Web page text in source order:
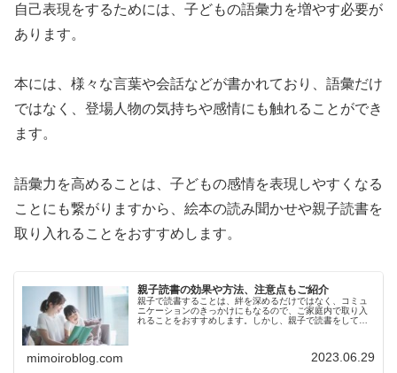
自己表現をするためには、子どもの語彙力を増やす必要が
あります。
本には、様々な言葉や会話などが書かれており、語彙だけ
ではなく、登場人物の気持ちや感情にも触れることができ
ます。
語彙力を高めることは、子どもの感情を表現しやすくなる
ことにも繋がりますから、絵本の読み聞かせや親子読書を
取り入れることをおすすめします。
親子読書の効果や方法、注意点もご紹介
親子で読書することは、絆を深めるだけではなく、コミュ
ニケーションのきっかけにもなるので、ご家庭内で取り入
れることをおすすめします。しかし、親子で読書をしてみ
mimoiroblog.com 2023.06.29